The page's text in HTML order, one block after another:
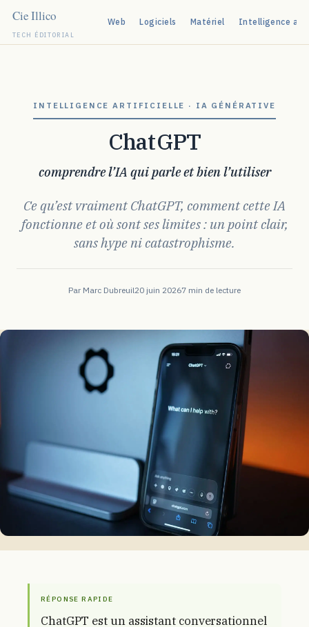
TECH ÉDITORIAL
Web Logiciels Matériel Intelligence
INTELLIGENCE ARTIFICIELLE · IA GÉNÉRATIVE
ChatGPT
comprendre l’IA qui parle et bien l’utiliser
Ce qu’est vraiment ChatGPT, comment cette IA
fonctionne et où sont ses limites : un point clair,
sans hype ni catastrophisme.
Par Marc Dubreuil20 juin 20267 min de lecture
RÉPONSE RAPIDE
ChatGPT est un assistant conversationnel